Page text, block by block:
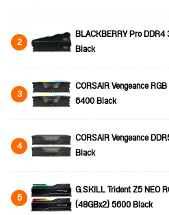
2
BLACKBERRY Pro
Black
3
CORSAIR Vengeance
6400 Black
4
CORSAIR Vengeance
Black
5
G.SKILL Trident Z5 NEO
(48GBx2) 5600 Black